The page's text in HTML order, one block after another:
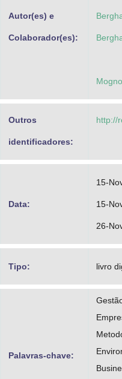
Autor(es) e
Colaborador(es):
Outros
identificadores:
http://
Data:
15-
15-
26-
Tipo: livro
Palavras-chave: